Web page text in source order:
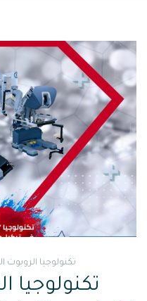
تكنولوجيا الروبوت
تكنولوجيا